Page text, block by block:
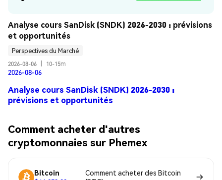
Analyse cours SanDisk (SNDK) 2026-2030 : prévisions
et opportunités
Perspectives du Marché
2026-08-06
10-15m
2026-08-06
Analyse cours SanDisk (SNDK) 2026-2030 :
prévisions et opportunités
Comment acheter d'autres
cryptomonnaies sur Phemex
Bitcoin
Comment acheter des Bitcoin